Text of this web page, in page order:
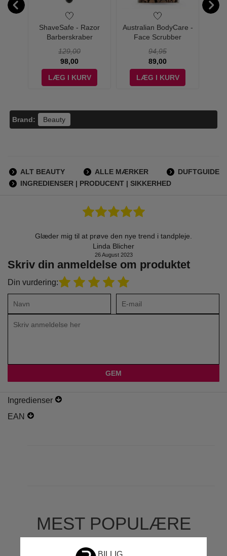
ShaveSafe - Razor
Barberskraber
129,00
98,00
LÆG I KURV
Australian BodyCare -
Face Scrubber
94,95
89,00
LÆG I KURV
Brand: Beauty
ALT BEAUTY ALLE MÆRKER
DUFTGUIDE
INGREDIENSER | PRODUCENT | SIKKERHED
Skriv din anmeldelse om produktet
Din vurdering:
Glæder mig til at prøve den nye trend i tandpleje.
Linda Blicher
26 August 2023
Ingredienser
EAN
MEST POPULÆRE
MÆRKER